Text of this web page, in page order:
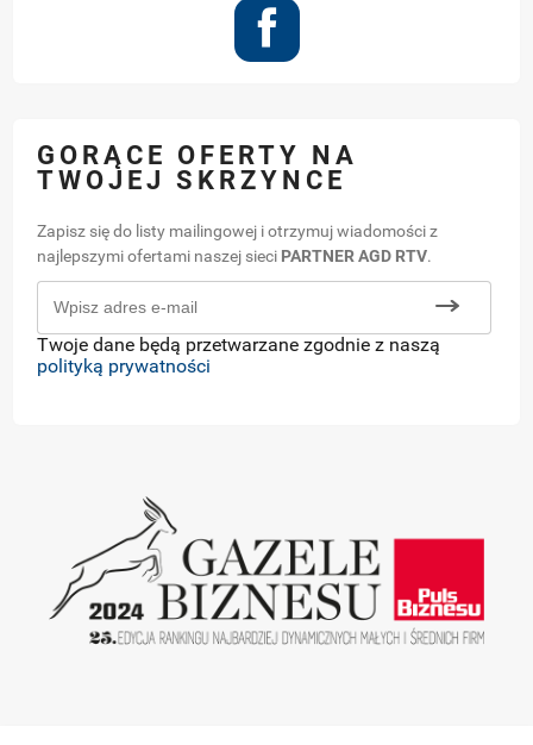
GORĄCE OFERTY NA
TWOJEJ SKRZYNCE
Zapisz się do listy mailingowej i otrzymuj wiadomości z
najlepszymi ofertami naszej sieci PARTNER AGD RTV.
Twoje dane będą przetwarzane zgodnie z naszą
polityką prywatności